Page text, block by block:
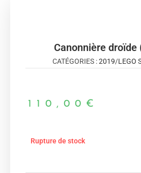
Canonnière droïde
CATÉGORIES :2019/LEGO
110,00 €
Rupture de stock